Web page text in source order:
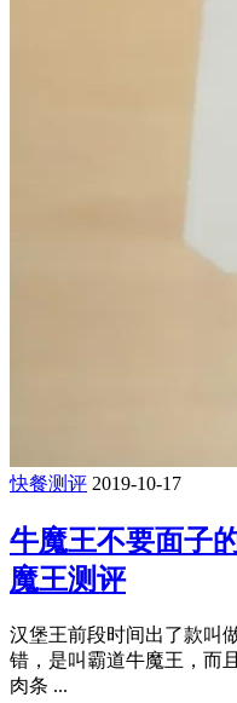
快餐测评 2019-10-17
牛魔王不要面子
魔王测评
汉堡王前段时间出了款叫
错，是叫霸道牛魔王，而
肉条 ...